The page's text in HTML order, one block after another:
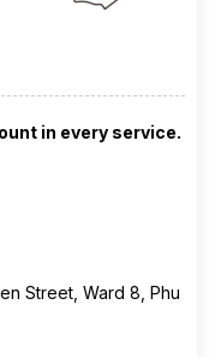
in every service.
Street, Ward 8, Phu